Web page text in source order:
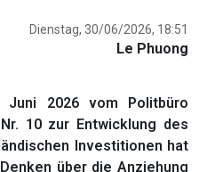
Dienstag, 30/06/2026, 18:51
Le Phuong
Juni 2026 vom Politbüro
10 zur Entwicklung des
Investitionen hat
über die Anziehung